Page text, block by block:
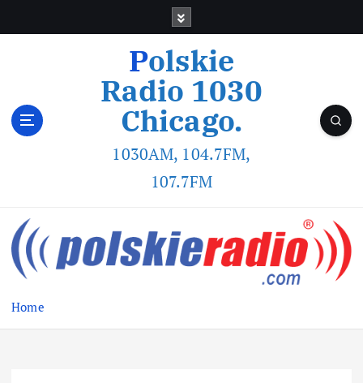
Polskie
Radio 1030
Chicago.
1030AM, 104.7FM,
107.7FM
Home